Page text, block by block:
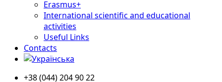
Erasmus+
International scientific and educational
activities
Useful Links
Contacts
+38 (044) 204 90 22